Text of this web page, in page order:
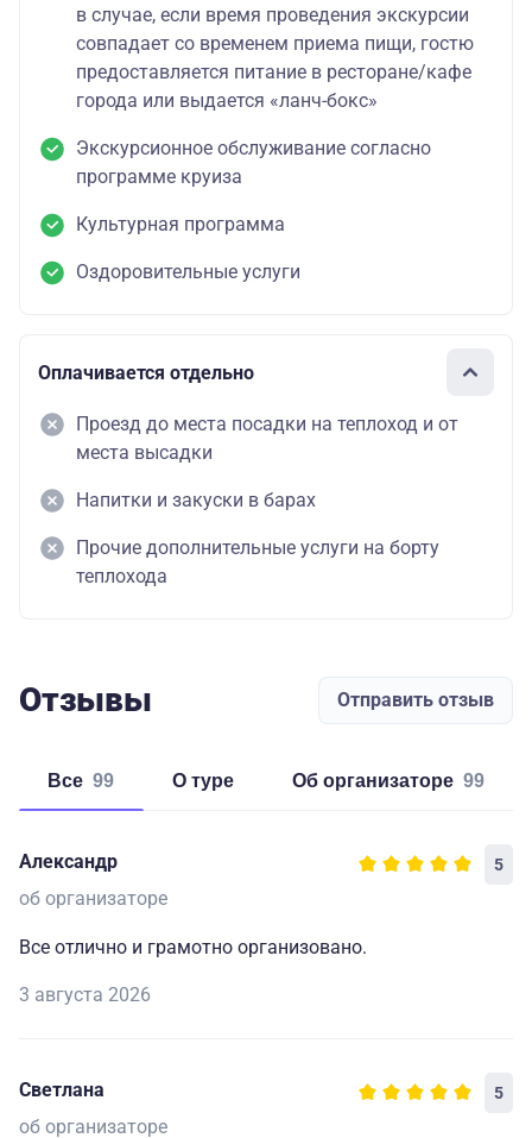
в случае, если время проведения экскурсии
совпадает со временем приема пищи, гостю
предоставляется питание в ресторане/кафе
города или выдается «ланч-бокс»
Экскурсионное обслуживание согласно
программе круиза
Культурная программа
Оздоровительные услуги
Оплачивается отдельно
Проезд до места посадки на теплоход и от
места высадки
Напитки и закуски в барах
Прочие дополнительные услуги на борту
теплохода
Отзывы Отправить отзыв
Все 99 о туре об организаторе 99
Александр 5
об организаторе
Все отлично и грамотно организовано.
3 августа 2026
Светлана 5
об организаторе